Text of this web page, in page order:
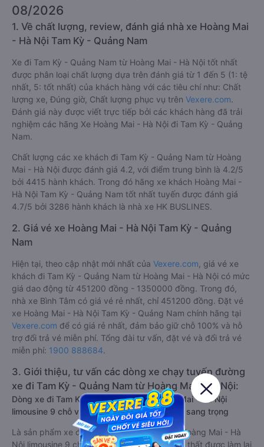
08/2026
1. Về chất lượng, review, đánh giá nhà xe Hoàng Mai
- Hà Nội Tam Kỳ - Quảng Nam
Xe đi Tam Kỳ - Quảng Nam từ Hoàng Mai - Hà Nội tốt nhất
được phân loại chất lượng dựa trên đánh giá từ 1 đến 5 (1: tệ
nhất, 5: tốt nhất) của khách hàng với các tiêu chí như: Chất
lượng xe, Đúng giờ, Chất lượng phục vụ trên Vexere.com.
Đánh giá này được viết trực tiếp bởi các khách hàng đã trải
nghiệm các hãng Xe Hoàng Mai - Hà Nội đi Tam Kỳ - Quảng
Nam.
Chất lượng các xe khách đi Tam Kỳ - Quảng Nam từ Hoàng
Mai - Hà Nội được đánh giá 4.2, với điểm trung bình là 4.2/5
bởi 4415 hành khách. Trong đó hãng xe khách Hoàng Mai -
Hà Nội Tam Kỳ - Quảng Nam tốt nhất tuyến được đánh giá
4.7/5 bởi 3286 hành khách là nhà xe HK BUSLINES.
2. Giá vé xe Hoàng Mai - Hà Nội Tam Kỳ - Quảng
Nam
Hiện tại, theo cập nhật mới nhất của Vexere.com , giá vé xe
khách đi Tam Kỳ - Quảng Nam từ Hoàng Mai - Hà Nội có mức
giá dao động từ 451200 đồng - 1350000 đồng. Trong đó,
nhà xe Bình Tâm có giá vé rẻ nhất, chỉ 451200 đồng. Đặt vé
xe Hoàng Mai - Hà Nội Tam Kỳ - Quảng Nam chính hãng tại
Vexere.com để có giá rẻ nhất, đảm bảo giữ chỗ 100% và hỗ
trợ đổi trả vé miễn phí. Tổng đài tư vấn, đặt vé và đổi trả vé
miễn phí: 1900 888684.
3. Giới thiệu, tư vấn các dòng xe chạy tuyến đường
xe đi Tam Kỳ - Quảng Nam từ Hoàng Mai - Hà Nội:
Dòng xe đi Tam Kỳ - Quảng Nam từ Hoàng Mai - Hà Nội
limousine 9 chỗ vip, chất lượng cao: Tiện lợi, sang trọng
Là sản phẩm xe đi Tam Kỳ - Quảng Nam từ Hoàng Mai - Hà
Nội limousine 9 chỗ cải tiến từ xe 16 chỗ. Nội thất được làm lại